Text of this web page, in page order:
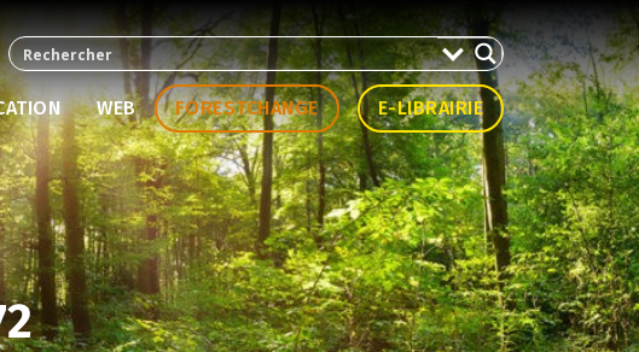
WEB FORESTCHANGE E-LIBRAIRIE